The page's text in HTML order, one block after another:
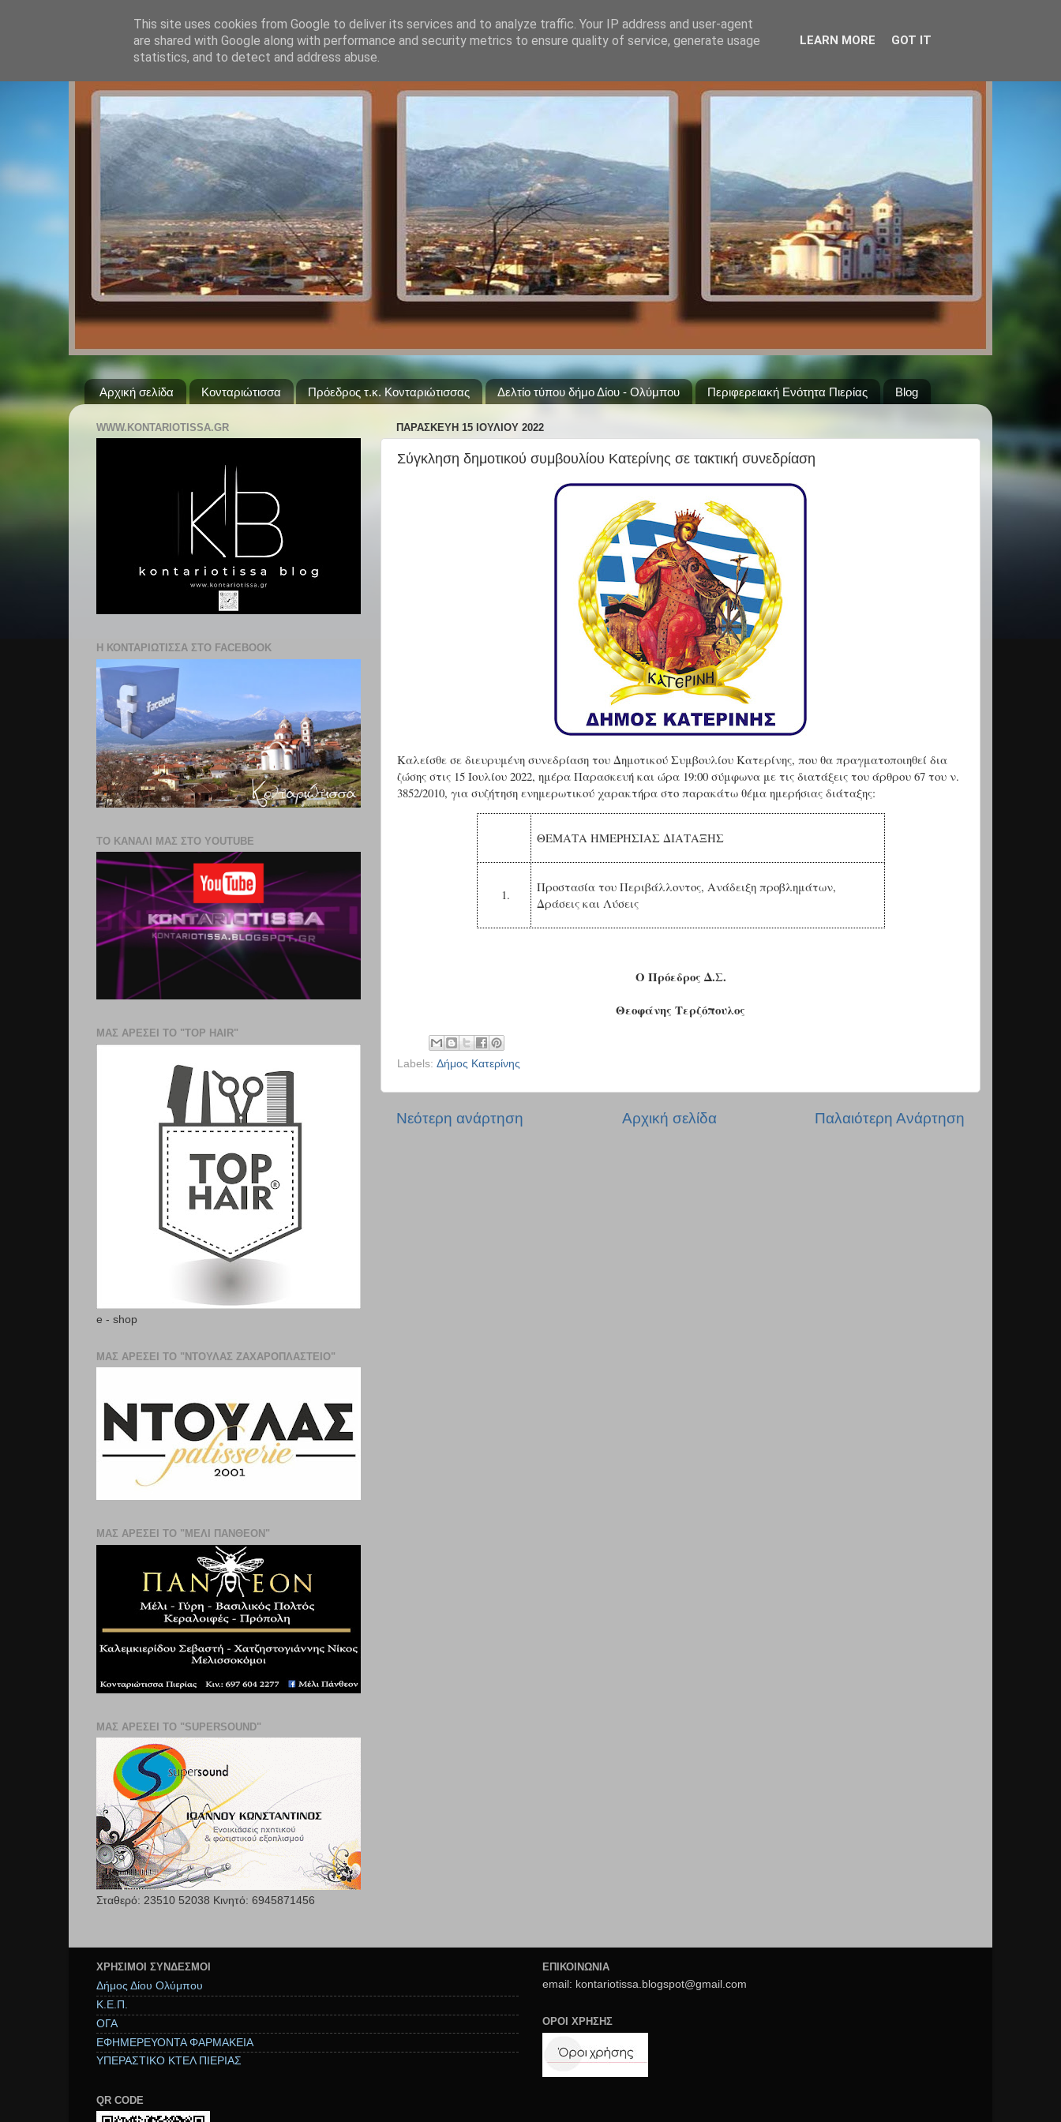
Αρχική σελίδα Κονταριώτισσα Πρόεδρος τ.κ. Κονταριώτισσας Δελτίο τύπου δήμο Δίου - Ολύμπου Περιφερειακή Ενότητα Πιερίας Blog
ΠΑΡΑΣΚΕΥΉ 15 ΙΟΥΛΊΟΥ 2022
Σύγκληση δημοτικού συμβουλίου Κατερίνης σε τακτική συνεδρίαση
Καλείσθε σε διευρυμένη συνεδρίαση του Δημοτικού Συμβουλίου Κατερίνης, που θα πραγματοποιηθεί δια
ζώσης στις 15 Ιουλίου 2022, ημέρα Παρασκευή και ώρα 19:00 σύμφωνα με τις διατάξεις του άρθρου 67 του ν.
3852/2010, για συζήτηση ενημερωτικού χαρακτήρα στο παρακάτω θέμα ημερήσιας διάταξης:
ΘΕΜΑΤΑ ΗΜΕΡΗΣΙΑΣ ΔΙΑΤΑΞΗΣ
1.
Προστασία του Περιβάλλοντος, Ανάδειξη προβλημάτων,
Δράσεις και Λύσεις
Ο Πρόεδρος Δ.Σ.
Θεοφάνης Τερζόπουλος
Labels: Δήμος Κατερίνης
Νεότερη ανάρτηση Παλαιότερη Ανάρτηση
Αρχική σελίδα
WWW.KONTARIOTISSA.GR
Η ΚΟΝΤΑΡΙΩΤΙΣΣΑ ΣΤΟ FACEBOOK
ΤΟ ΚΑΝΑΛΙ ΜΑΣ ΣΤΟ YOUTUBE
ΜΑΣ ΑΡΕΣΕΙ ΤΟ "TOP HAIR"
e - shop
ΜΑΣ ΑΡΕΣΕΙ ΤΟ "ΝΤΟΥΛΑΣ ΖΑΧΑΡΟΠΛΑΣΤΕΊΟ"
ΜΑΣ ΑΡΕΣΕΙ ΤΟ "ΜΕΛΙ ΠΑΝΘΕΟΝ"
ΜΑΣ ΑΡΕΣΕΙ ΤΟ "SUPERSOUND"
Σταθερό: 23510 52038 Κινητό: 6945871456
ΧΡΉΣΙΜΟΙ ΣΥΝΔΕΣΜΟΙ
Δήμος Δίου Ολύμπου
Κ.Ε.Π.
ΟΓΑ
ΕΦΗΜΕΡΕΥΟΝΤΑ ΦΑΡΜΑΚΕΙΑ
ΥΠΕΡΑΣΤΙΚΟ ΚΤΕΛ ΠΙΕΡΙΑΣ
QR CODE
ΕΠΙΚΟΙΝΩΝΙΑ
email: kontariotissa.blogspot@gmail.com
ΟΡΟΙ ΧΡΗΣΗΣ
This site uses cookies from Google to deliver its services and to analyze traffic. Your IP address and user-agent
are shared with Google along with performance and security metrics to ensure quality of service, generate usage
statistics, and to detect and address abuse.
LEARN MORE GOT IT